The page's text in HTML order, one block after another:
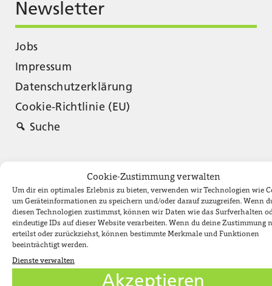
Cookie-Zustimmung verwalten
Um dir ein optimales Erlebnis zu bieten, verwenden wir Technologien wie
um Geräteinformationen zu speichern und/oder darauf zuzugreifen. Wenn
diesen Technologien zustimmst, können wir Daten wie das Surfverhalten
eindeutige IDs auf dieser Website verarbeiten. Wenn du deine Zustimmung
erteilst oder zurückziehst, können bestimmte Merkmale und Funktionen
beeinträchtigt werden.
Dienste verwalten
Akzeptieren
Newsletter
Jobs
Impressum
Datenschutzerklärung
Cookie-Richtlinie (EU)
Suche